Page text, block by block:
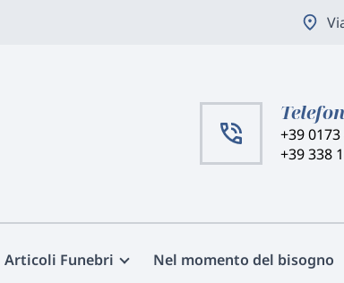
+39
+39 338
Articoli Funebri Nel momento del bisogno